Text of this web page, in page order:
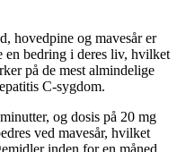
hovedpine og mavesår er
bedring i deres liv, hvilket
på de mest almindelige
C-sygdom.
og dosis på 20 mg
ved mavesår, hvilket
inden for en måned.